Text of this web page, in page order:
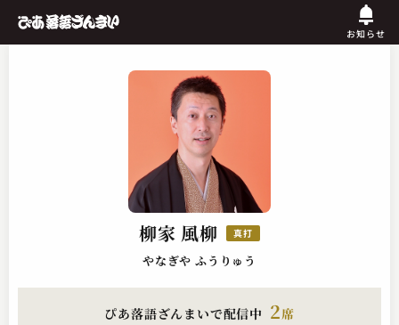
お知らせ
柳家 風柳 真打
やなぎや ふうりゅう
ぴあ落語ざんまいで配信中 2席